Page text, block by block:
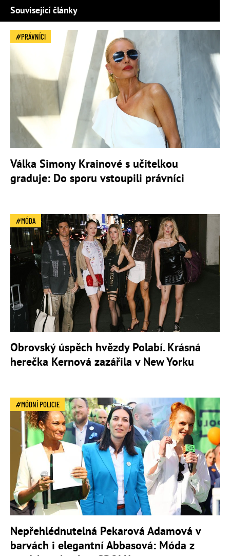
Související články
PRÁVNÍCI
Válka Simony Krainové s učitelkou
graduje: Do sporu vstoupili právníci
MÓDA
Obrovský úspěch hvězdy Polabí. Krásná
herečka Kernová zazářila v New Yorku
MÓDNÍ POLICIE
Nepřehlédnutelná Pekarová Adamová v
barvách i elegantní Abbasová: Móda z